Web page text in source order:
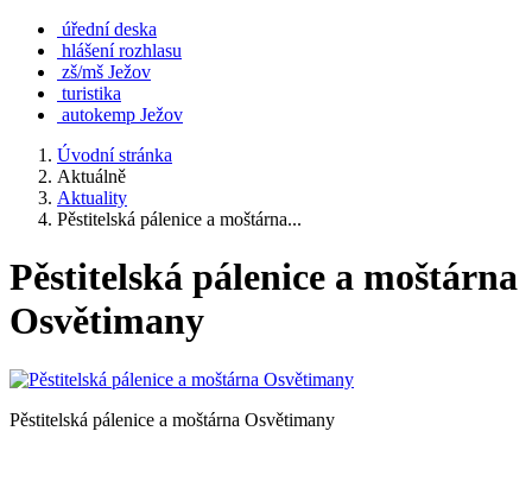
úřední deska
hlášení rozhlasu
zš/mš Ježov
turistika
autokemp Ježov
Úvodní stránka
Aktuálně
Aktuality
Pěstitelská pálenice a moštárna...
Pěstitelská pálenice a moštárna
Osvětimany
Pěstitelská pálenice a moštárna Osvětimany